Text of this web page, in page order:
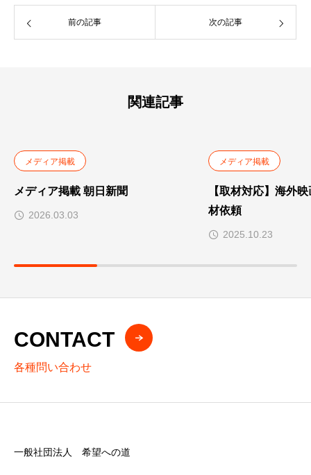
前の記事 次の記事
関連記事
メディア掲載
メディア掲載 朝日新聞
2026.03.03
メディア掲載
【取材対応】海外
材依頼
2025.10.23
CONTACT
各種問い合わせ
一般社団法人 希望への道